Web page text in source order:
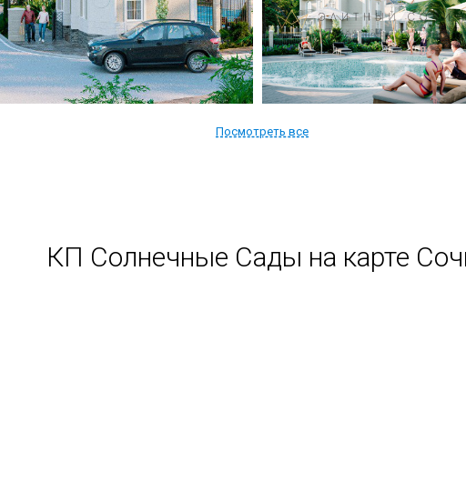
Посмотреть все
КП Солнечные Сады на карте